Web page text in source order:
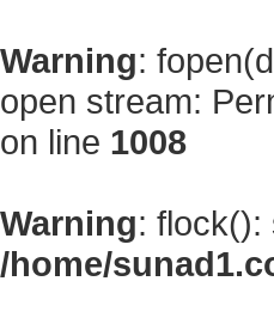
Warning:
open stream:
on line 1008
Warning: flock():
/home/